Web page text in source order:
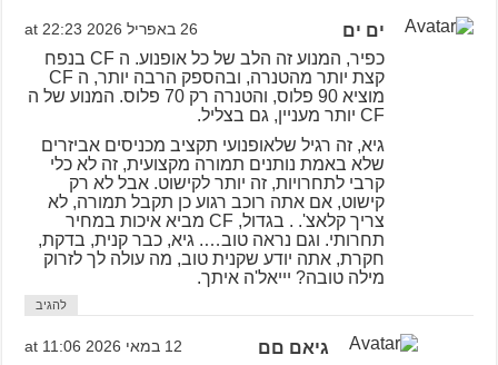
ים ים 26 באפריל 2026 at 22:23
כפיר, המנוע זה הלב של כל אופנוע. ה CF בנפח
קצת יותר מהטנרה, ובהספק הרבה יותר, ה CF
מוציא 90 פלוס, והטנרה רק 70 פלוס. המנוע של ה
CF יותר מעניין, גם בצליל.
גיא, זה רגיל שלאופנועי תקציב מכניסים אביזרים
שלא באמת נותנים תמורה מקצועית, זה לא כלי
קרבי לתחרויות, זה יותר לקישוט. אבל לא רק
קישוט, אם אתה רוכב רגוע כן תקבל תמורה, לא
צריך קלאצ'. . בגדול, CF מביא איכות במחיר
תחרותי. וגם נראה טוב…. גיא, כבר קנית, בדקת,
חקרת, אתה יודע שקנית טוב, מה עולה לך לזרוק
מילה טובה? יייאל'ה איתך.
להגיב
גיאם םם 12 במאי 2026 at 11:06